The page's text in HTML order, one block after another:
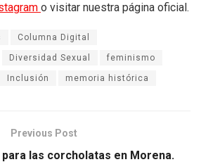
o visitar nuestra página oficial.
Columna Digital
Diversidad Sexual feminismo
Inclusión memoria histórica
Previous Post
las corcholatas en Morena.